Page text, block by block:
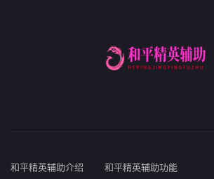
和平精英辅助介绍 和平精英辅助功能